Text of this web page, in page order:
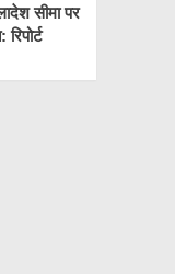
सीमा पर